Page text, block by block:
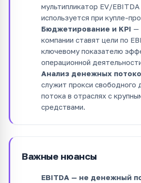
мультипликатор EV/EBITDA
используется при купле-
Бюджетирование и KPI —
компании ставят цели по
ключевому показателю
операционной
Анализ денежных
служит прокси свободного
потока в отраслях с
средствами.
Важные нюансы
EBITDA — не денежный